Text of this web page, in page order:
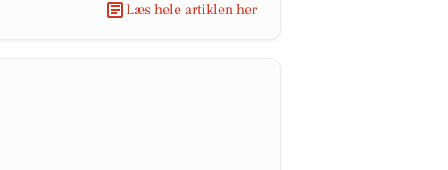
Læs hele artiklen her